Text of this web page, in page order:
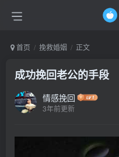
首页 挽救婚姻 正文
成功挽回老公的手段
情感挽回
3年前更新